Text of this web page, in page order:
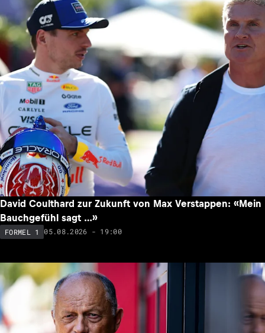
David Coulthard zur Zukunft von Max Verstappen: «Mein
Bauchgefühl sagt …»
FORMEL 1 05.08.2026 - 19:00